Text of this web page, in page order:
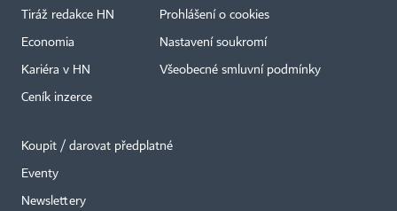
Tiráž redakce HN
Economia
Kariéra v HN
Ceník inzerce
Prohlášení o cookies
Nastavení soukromí
Všeobecné smluvní podmínky
Koupit / darovat předplatné
Eventy
Newslettery